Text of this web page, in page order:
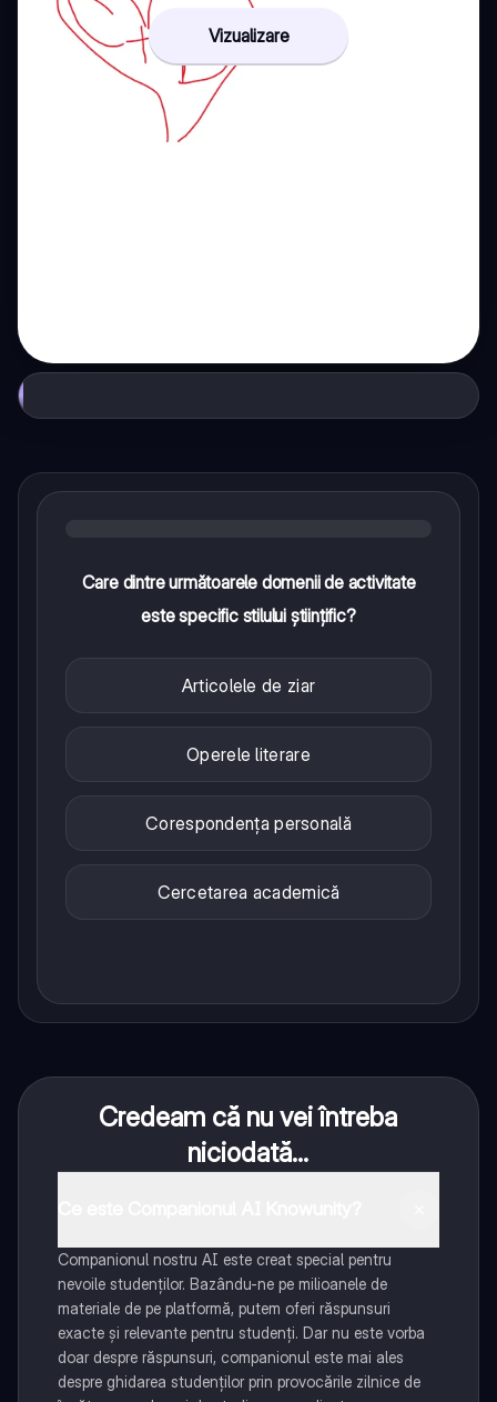
Vizualizare
Care dintre următoarele domenii de activitate
este specific stilului științific?
Articolele de ziar
Operele literare
Corespondența personală
Cercetarea academică
Credeam că nu vei întreba
niciodată...
Companionul nostru AI este creat special pentru
nevoile studenților. Bazându-ne pe milioanele de
materiale de pe platformă, putem oferi răspunsuri
exacte și relevante pentru studenți. Dar nu este vorba
doar despre răspunsuri, companionul este mai ales
despre ghidarea studenților prin provocările zilnice de